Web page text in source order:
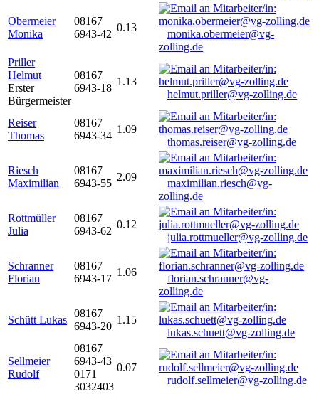
Obermeier
Monika
08167
6943-42
0.13
monika.obermeier@vg-
zolling.de
Priller
Helmut
Erster
Bürgermeister
08167
6943-18
1.13
helmut.priller@vg-zolling.de
Reiser
Thomas
08167
6943-34
1.09
thomas.reiser@vg-zolling.de
Riesch
Maximilian
08167
6943-55
2.09
maximilian.riesch@vg-
zolling.de
Rottmüller
Julia
08167
6943-62
0.12
julia.rottmueller@vg-zolling.de
Schranner
Florian
08167
6943-17
1.06
florian.schranner@vg-
zolling.de
Schütt Lukas
08167
6943-20
1.15
lukas.schuett@vg-zolling.de
Sellmeier
Rudolf
08167
6943-43
0171
3032403
0.07
rudolf.sellmeier@vg-zolling.de